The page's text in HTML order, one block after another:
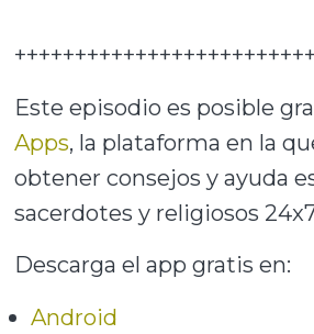
Este episodio es posible
Apps, la plataforma en la
obtener consejos y ayuda
sacerdotes y religiosos
Descarga el app gratis en:
Android